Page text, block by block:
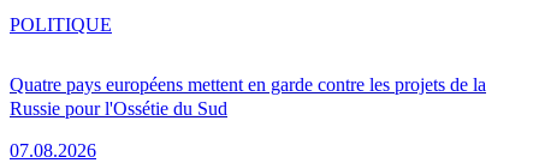
Quatre pays européens mettent en garde contre les projets de la
Russie pour l'Ossétie du Sud
07.08.2026
POLITIQUE